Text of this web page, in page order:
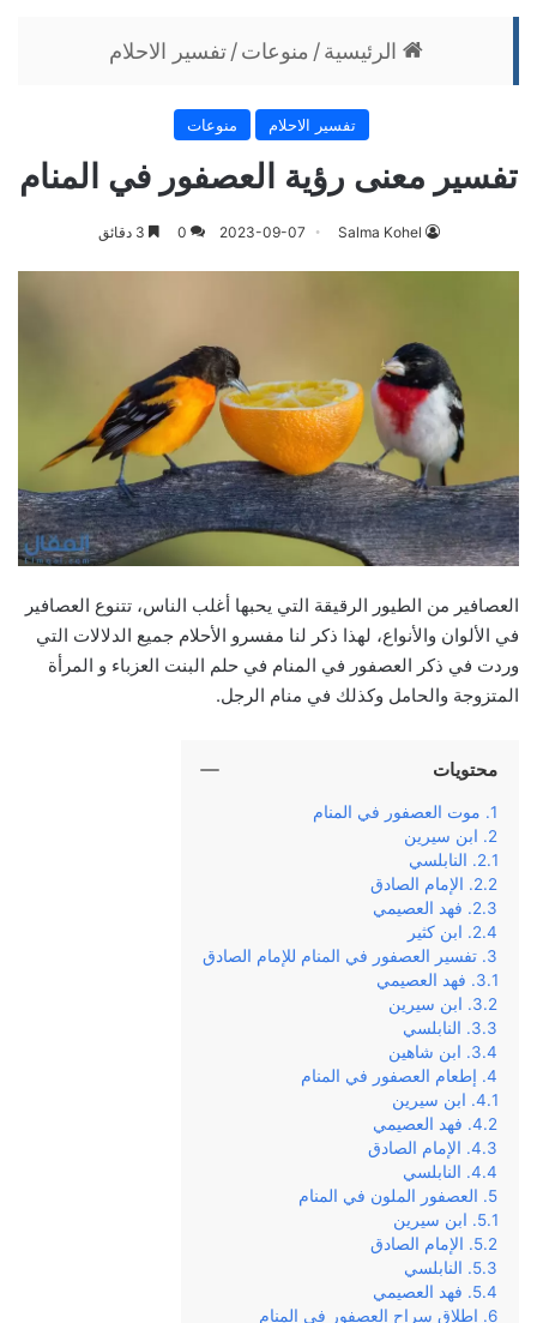
الرئيسية / منوعات / تفسير الاحلام
تفسير الاحلام منوعات
تفسير معنى رؤية العصفور في المنام
Salma Kohel
2023-09-07
0
العصافير من الطيور الرقيقة التي يحبها أغلب الناس، تتنوع العصافير
في الألوان والأنواع، لهذا ذكر لنا مفسرو الأحلام جميع الدلالات التي
وردت في ذكر العصفور في المنام في حلم البنت العزباء و المرأة
المتزوجة والحامل وكذلك في منام الرجل.
محتويات
موت العصفور في المنام
ابن سيرين
النابلسي
الإمام الصادق
فهد العصيمي
ابن كثير
تفسير العصفور في المنام للإمام الصادق
فهد العصيمي
ابن سيرين
النابلسي
ابن شاهين
إطعام العصفور في المنام
ابن سيرين
فهد العصيمي
الإمام الصادق
النابلسي
العصفور الملون في المنام
ابن سيرين
الإمام الصادق
النابلسي
فهد العصيمي
إطلاق سراح العصفور في المنام